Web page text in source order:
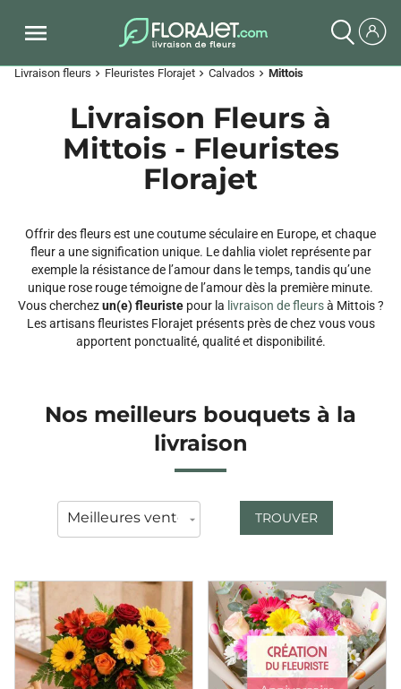
Livraison fleurs chevron_right Fleuristes Florajet chevron_right Calvados chevron_right Mittois
Livraison Fleurs à
Mittois - Fleuristes
Florajet
Offrir des fleurs est une coutume séculaire en Europe, et chaque
fleur a une signification unique. Le dahlia violet représente par
exemple la résistance de l’amour dans le temps, tandis qu’une
unique rose rouge témoigne de l’amour dès la première minute.
Vous cherchezun(e) fleuristepour la livraison de fleursà Mittois ?
Les artisans fleuristes Florajet présents près de chez vous vous
apportent ponctualité, qualité et disponibilité.
Nos meilleurs bouquets à la
livraison
TROUVER